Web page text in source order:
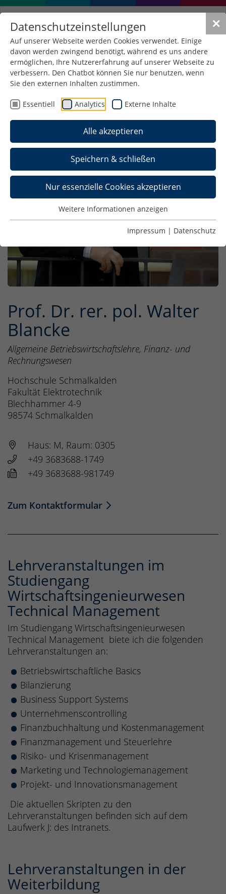
✕
Datenschutzeinstellungen
Auf unserer Webseite werden Cookies verwendet. Einige
davon werden zwingend benötigt, während es uns andere
ermöglichen, Ihre Nutzererfahrung auf unserer Webseite zu
verbessern. Den Chatbot können Sie nur benutzen, wenn
Sie den externen Inhalten zustimmen.
Essentiell Analytics Externe Inhalte
Alle akzeptieren
Speichern & schließen
Nur essenzielle Cookies akzeptieren
Weitere Informationen anzeigen
Impressum | Datenschutz
Prof. Dr. rer. pol. Walter
Blancke
Allgemeine Betriebswirtschaftslehre, Finanz- und
Rechnungswesen
Hochschule Schmalkalden
Fakultät Elektrotechnik
Blechhammer 4-9
98574 Schmalkalden
Haus: M, Raum: 0305
+49 3683688-1749
+49 3683688-981749
Zum Kontaktformular
Lehrveranstaltungen im
Studiengang
Wirtschaftsingenieurwesen
Technical Management
Im Studiengang Wirtschaftsingenieurwesen
Technical Management biete ich die folgenden
Lehrveranstaltungen an:
Betriebswirtschaftliche Basics
Bilanzierung
Business Support Systems
Unternehmenscontrolling
Finanzbuchhaltung und Kostenmanagement
Finanzmanagement und Steuerlehre
Risiko- und Krisenmanagement
Marketing und Technologiemanagement
Projekt- und Innovationsmanagement
Die aktuellen Skripten zu den
Lehrveranstaltungen befinden sich auf dem
Laufwerk J: des Intranets.
Lehrveranstaltungen in der
Weiterbildung